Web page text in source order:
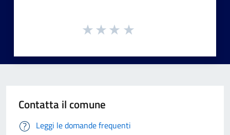
Contatta il comune
Leggi le domande frequenti